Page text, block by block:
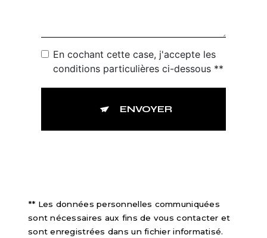
En cochant cette case, j'accepte les
conditions particulières ci-dessous **
ENVOYER
** Les données personnelles communiquées
sont nécessaires aux fins de vous contacter et
sont enregistrées dans un fichier informatisé.